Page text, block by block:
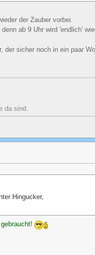
der Zauber vorbei.
ab 9 Uhr wird 'endlich'
der sicher noch in ein paar
da sind.
Hingucker,
gebraucht!